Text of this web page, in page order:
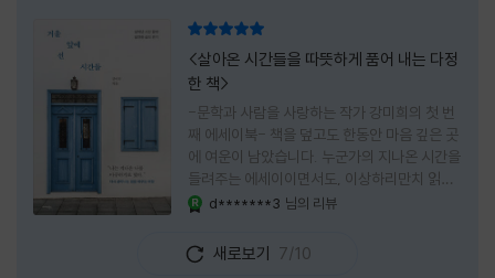
<살아온 시간들을 따뜻하게 품어 내는 다정
한 책>
-문학과 사람을 사랑하는 작가 강미희의 첫 번
째 에세이북- 책을 덮고도 한동안 마음 깊은 곳
에 여운이 남았습니다. 누군가의 지나온 시간을
들려주는 에세이이면서도, 이상하리만치 읽는
사람 자신의 삶을 다시 돌아보게 만드는 책이었
으로 머물지 않고, 각자의 상처와 후회, 다 지나
온 줄 알았던 마음의 결을 가만히 비추는 거울
d*******3 님의 리뷰
새로보기 7/10